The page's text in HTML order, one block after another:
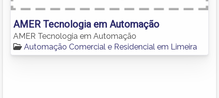
AMER Tecnologia em Automação
AMER Tecnologia em Automação
Automação Comercial e Residencial em Limeira